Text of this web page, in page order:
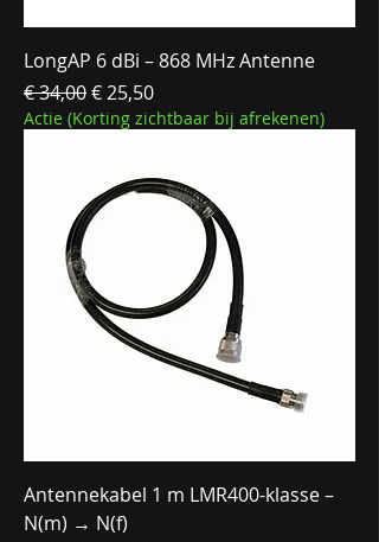
LongAP 6 dBi – 868 MHz Antenne
Normale prijs
€ 34,00Verkoopprijs
€ 25,50
Actie (Korting zichtbaar bij afrekenen)
Antennekabel 1 m LMR400-klasse –
N(m) → N(f)